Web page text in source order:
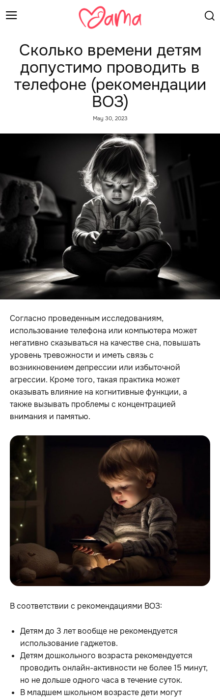
Сколько времени детям
допустимо проводить в
телефоне (рекомендации
ВОЗ)
May 30, 2023
Согласно проведенным исследованиям,
использование телефона или компьютера может
негативно сказываться на качестве сна, повышать
уровень тревожности и иметь связь с
возникновением депрессии или избыточной
агрессии. Кроме того, такая практика может
оказывать влияние на когнитивные функции, а
также вызывать проблемы с концентрацией
внимания и памятью.
В соответствии с рекомендациями ВОЗ:
Детям до 3 лет вообще не рекомендуется
использование гаджетов.
Детям дошкольного возраста рекомендуется
проводить онлайн-активности не более 15 минут,
но не дольше одного часа в течение суток.
В младшем школьном возрасте дети могут